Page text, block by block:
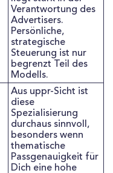
Verantwortung des
Advertisers.
Persönliche,
strategische
Steuerung ist nur
begrenzt Teil des
Modells.
Aus uppr-Sicht ist
diese
Spezialisierung
durchaus sinnvoll,
besonders wenn
thematische
Passgenauigkeit für
Dich eine hohe